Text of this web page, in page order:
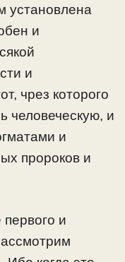
установлена
и
и
чрез которого
человеческую, и
и
пророков и
и